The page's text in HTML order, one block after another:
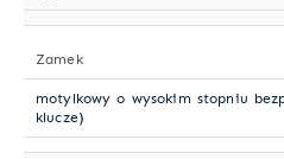
Zamek
motylkowy o wysokim stopniu
klucze)